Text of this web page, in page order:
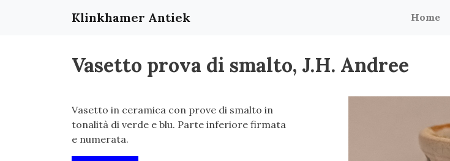
Klinkhamer Antiek Home
Vasetto prova di smalto, J.H. Andree
Vasetto in ceramica con prove di smalto in
tonalità di verde e blu. Parte inferiore firmata
e numerata.